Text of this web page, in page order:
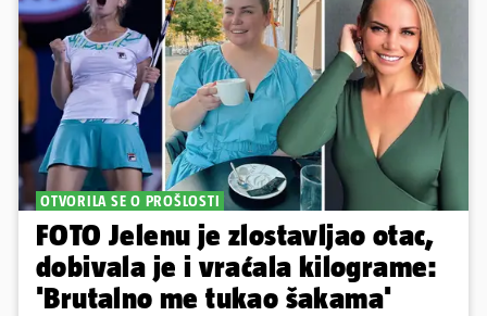
OTVORILA SE O PROŠLOSTI
FOTO Jelenu je zlostavljao otac,
dobivala je i vraćala kilograme:
'Brutalno me tukao šakama'